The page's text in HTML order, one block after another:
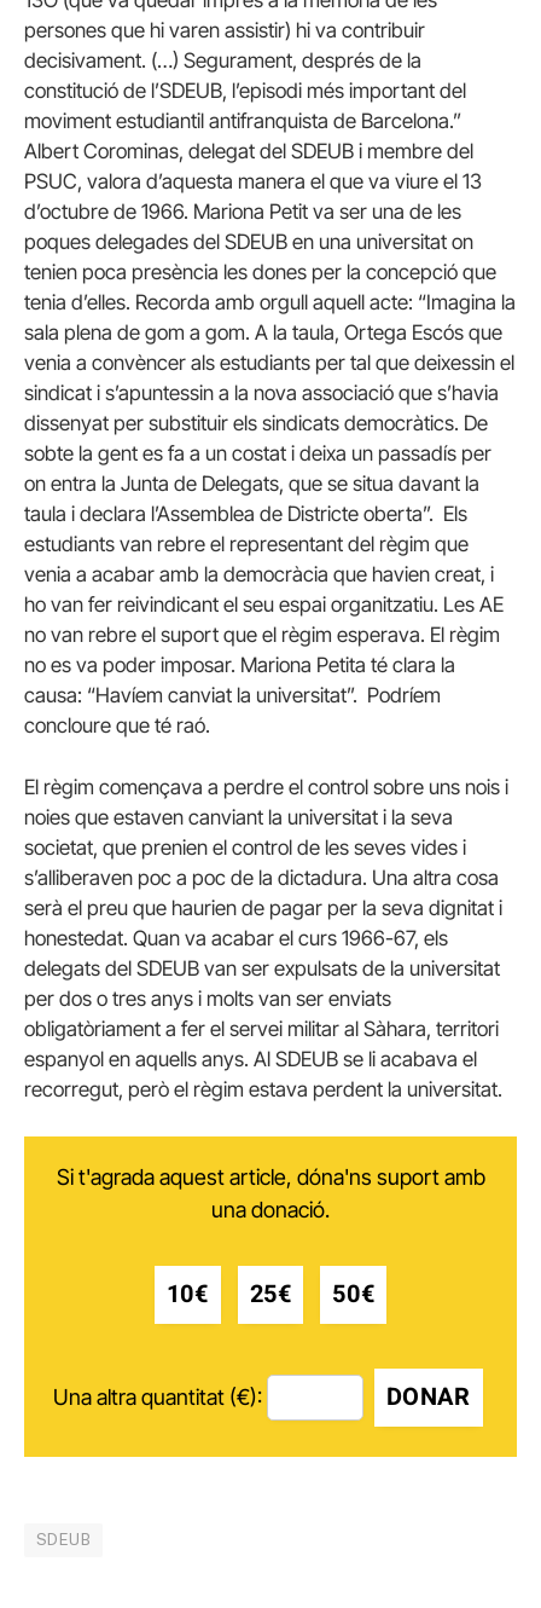
persones que hi varen assistir) hi va contribuir
decisivament. (…) Segurament, després de la
constitució de l’SDEUB, l’episodi més important del
moviment estudiantil antifranquista de Barcelona.”
Albert Corominas, delegat del SDEUB i membre del
PSUC, valora d’aquesta manera el que va viure el 13
d’octubre de 1966. Mariona Petit va ser una de les
poques delegades del SDEUB en una universitat on
tenien poca presència les dones per la concepció que
tenia d’elles. Recorda amb orgull aquell acte: “Imagina la
sala plena de gom a gom. A la taula, Ortega Escós que
venia a convèncer als estudiants per tal que deixessin el
sindicat i s’apuntessin a la nova associació que s’havia
dissenyat per substituir els sindicats democràtics. De
sobte la gent es fa a un costat i deixa un passadís per
on entra la Junta de Delegats, que se situa davant la
taula i declara l’Assemblea de Districte oberta”. Els
estudiants van rebre el representant del règim que
venia a acabar amb la democràcia que havien creat, i
ho van fer reivindicant el seu espai organitzatiu. Les AE
no van rebre el suport que el règim esperava. El règim
no es va poder imposar. Mariona Petita té clara la
causa: “Havíem canviat la universitat”. Podríem
concloure que té raó.
El règim començava a perdre el control sobre uns nois i
noies que estaven canviant la universitat i la seva
societat, que prenien el control de les seves vides i
s’alliberaven poc a poc de la dictadura. Una altra cosa
serà el preu que haurien de pagar per la seva dignitat i
honestedat. Quan va acabar el curs 1966-67, els
delegats del SDEUB van ser expulsats de la universitat
per dos o tres anys i molts van ser enviats
obligatòriament a fer el servei militar al Sàhara, territori
espanyol en aquells anys. Al SDEUB se li acabava el
recorregut, però el règim estava perdent la universitat.
Si t'agrada aquest article, dóna'ns suport amb
una donació.
10€ 25€ 50€
Una altra quantitat (€): DONAR
SDEUB